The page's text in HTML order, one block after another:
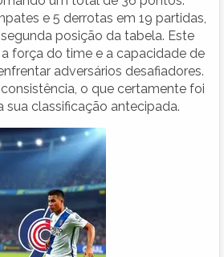
e 5 derrotas em 19 partidas,
posição da tabela. Este
força do time e a capacidade de
adversários desafiadores.
o que certamente foi
sua classificação antecipada.